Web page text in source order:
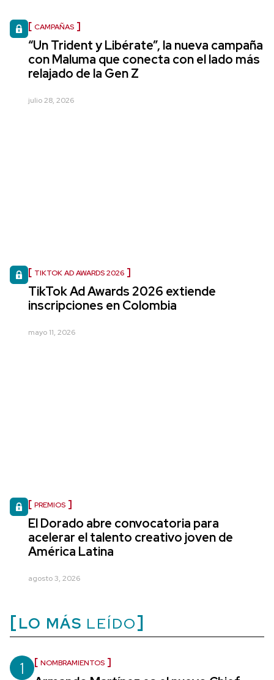
CAMPAÑAS
“Un Trident y Libérate”, la nueva campaña
con Maluma que conecta con el lado más
relajado de la Gen Z
julio 28, 2026
TIKTOK AD AWARDS 2026
TikTok Ad Awards 2026 extiende
inscripciones en Colombia
mayo 11, 2026
PREMIOS
El Dorado abre convocatoria para
acelerar el talento creativo joven de
América Latina
agosto 3, 2026
LO MÁS LEÍDO
1 NOMBRAMIENTOS